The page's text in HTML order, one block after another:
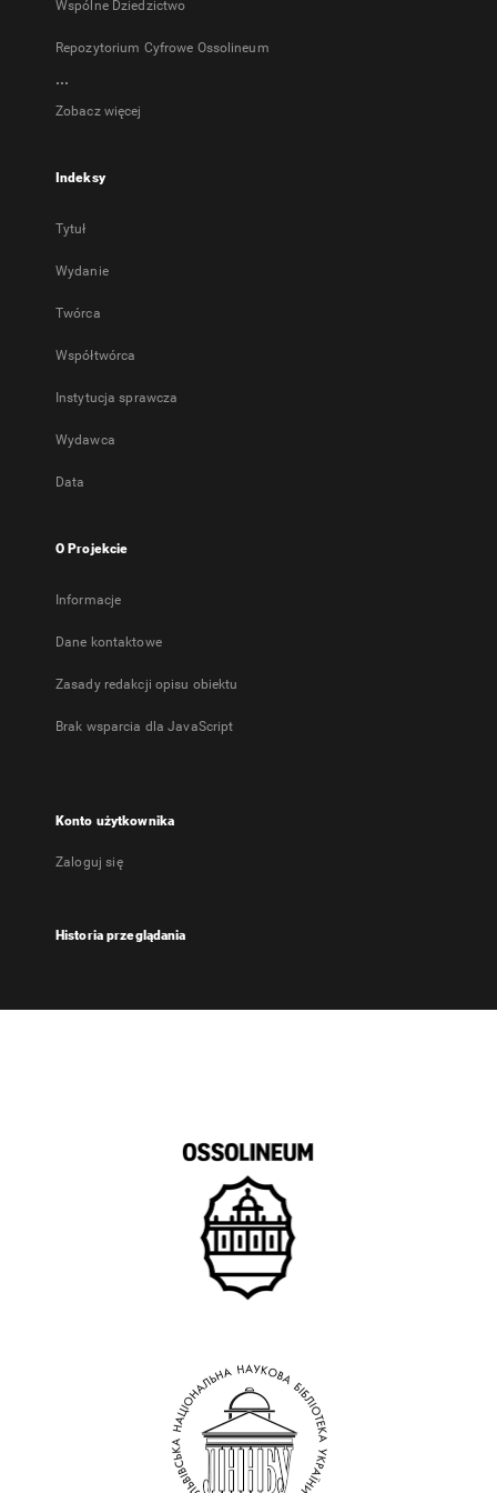
Wspólne Dziedzictwo
Repozytorium Cyfrowe Ossolineum
...
Zobacz więcej
Indeksy
Tytuł
Wydanie
Twórca
Współtwórca
Instytucja sprawcza
Wydawca
Data
O Projekcie
Informacje
Dane kontaktowe
Zasady redakcji opisu obiektu
Brak wsparcia dla JavaScript
Konto użytkownika
Zaloguj się
Historia przeglądania